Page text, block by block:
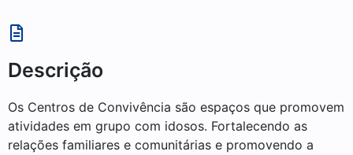
Descrição
Os Centros de Convivência são espaços que promovem
atividades em grupo com idosos. Fortalecendo as
relações familiares e comunitárias e promovendo a